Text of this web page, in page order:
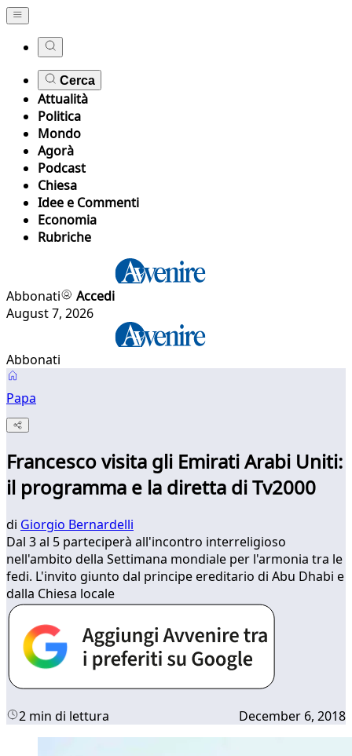
Cerca
Attualità
Politica
Mondo
Agorà
Podcast
Chiesa
Idee e Commenti
Economia
Rubriche
Abbonati
Accedi
August 7, 2026
Abbonati
Papa
Francesco visita gli Emirati Arabi Uniti:
il programma e la diretta di Tv2000
di Giorgio Bernardelli
Dal 3 al 5 parteciperà all'incontro interreligioso
nell'ambito della Settimana mondiale per l'armonia tra le
fedi. L'invito giunto dal principe ereditario di Abu Dhabi e
dalla Chiesa locale
2 min di lettura December 6, 2018